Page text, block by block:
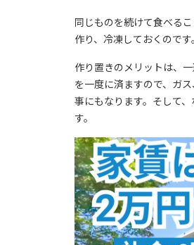
同じものを続けて食べる
作り、冷凍しておくので
作り置きのメリットは、
を一度に済ますので、ガ
事にもなります。そして
す。